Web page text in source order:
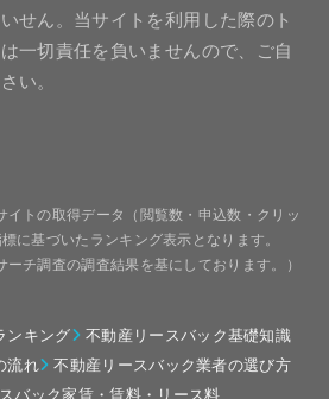
せん。当サイトを利用した際のト
一切責任を負いませんので、ご自
い。
イトの取得データ（閲覧数・申込数・クリッ
に基づいたランキング表示となります。
ーチ調査の調査結果を基にしております。）
ンキング
不動産リースバック基礎知識
流れ
不動産リースバック業者の選び方
バック家賃・賃料・リース料